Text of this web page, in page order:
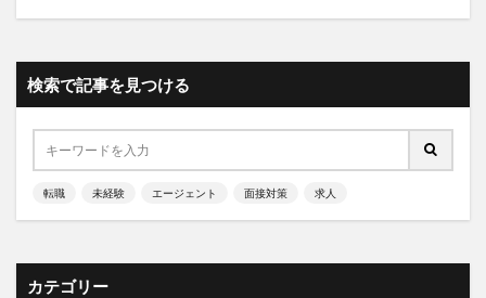
検索で記事を見つける
転職 未経験 エージェント 面接対策 求人
カテゴリー